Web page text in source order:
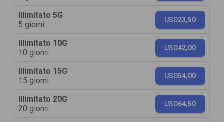
Illimitato 5G
5 giorni
USD23,50
Illimitato 10G
10 giorni
USD42,00
Illimitato 15G
15 giorni
USD54,00
Illimitato 20G
20 giorni
USD64,50